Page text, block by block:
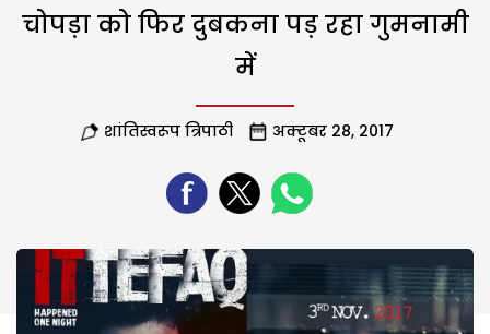
चोपड़ा को फिर दुबकना पड़ रहा गुमनामी
में
शांतिस्वरूप त्रिपाठी अक्टूबर 28, 2017